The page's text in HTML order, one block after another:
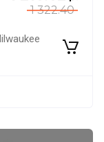
1 322.40